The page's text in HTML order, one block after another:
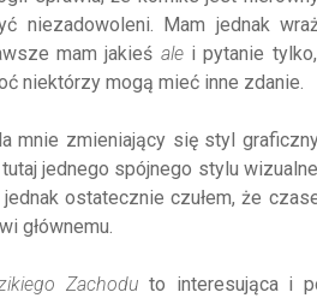
niezadowoleni. Mam jednak
mam jakieś ale i pytanie
niektórzy mogą mieć inne zdanie.
mnie zmieniający się styl
jednego spójnego stylu
ostatecznie czułem, że
głównemu.
Zachodu to interesująca i